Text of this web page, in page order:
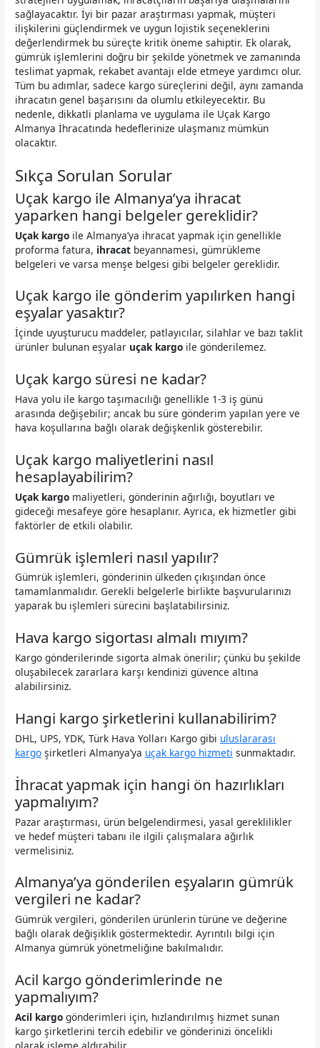
sağlayacaktır. İyi bir pazar araştırması yapmak, müşteri
ilişkilerini güçlendirmek ve uygun lojistik seçeneklerini
değerlendirmek bu süreçte kritik öneme sahiptir. Ek olarak,
gümrük işlemlerini doğru bir şekilde yönetmek ve zamanında
teslimat yapmak, rekabet avantajı elde etmeye yardımcı olur.
Tüm bu adımlar, sadece kargo süreçlerini değil, aynı zamanda
ihracatın genel başarısını da olumlu etkileyecektir. Bu
nedenle, dikkatli planlama ve uygulama ile Uçak Kargo
Almanya İhracatında hedeflerinize ulaşmanız mümkün
olacaktır.
Sıkça Sorulan Sorular
Uçak kargo ile Almanya’ya ihracat
yaparken hangi belgeler gereklidir?
Uçak kargo ile Almanya’ya ihracat yapmak için genellikle
proforma fatura, ihracat beyannamesi, gümrükleme
belgeleri ve varsa menşe belgesi gibi belgeler gereklidir.
Uçak kargo ile gönderim yapılırken hangi
eşyalar yasaktır?
İçinde uyuşturucu maddeler, patlayıcılar, silahlar ve bazı taklit
ürünler bulunan eşyalar uçak kargo ile gönderilemez.
Uçak kargo süresi ne kadar?
Hava yolu ile kargo taşımacılığı genellikle 1-3 iş günü
arasında değişebilir; ancak bu süre gönderim yapılan yere ve
hava koşullarına bağlı olarak değişkenlik gösterebilir.
Uçak kargo maliyetlerini nasıl
hesaplayabilirim?
Uçak kargo maliyetleri, gönderinin ağırlığı, boyutları ve
gideceği mesafeye göre hesaplanır. Ayrıca, ek hizmetler gibi
faktörler de etkili olabilir.
Gümrük işlemleri nasıl yapılır?
Gümrük işlemleri, gönderinin ülkeden çıkışından önce
tamamlanmalıdır. Gerekli belgelerle birlikte başvurularınızı
yaparak bu işlemleri sürecini başlatabilirsiniz.
Hava kargo sigortası almalı mıyım?
Kargo gönderilerinde sigorta almak önerilir; çünkü bu şekilde
oluşabilecek zararlara karşı kendinizi güvence altına
alabilirsiniz.
Hangi kargo şirketlerini kullanabilirim?
DHL, UPS, YDK, Türk Hava Yolları Kargo gibi uluslararası
kargo şirketleri Almanya’ya uçak kargo hizmeti sunmaktadır.
İhracat yapmak için hangi ön hazırlıkları
yapmalıyım?
Pazar araştırması, ürün belgelendirmesi, yasal gereklilikler
ve hedef müşteri tabanı ile ilgili çalışmalara ağırlık
vermelisiniz.
Almanya’ya gönderilen eşyaların gümrük
vergileri ne kadar?
Gümrük vergileri, gönderilen ürünlerin türüne ve değerine
bağlı olarak değişiklik göstermektedir. Ayrıntılı bilgi için
Almanya gümrük yönetmeliğine bakılmalıdır.
Acil kargo gönderimlerinde ne
yapmalıyım?
Acil kargo gönderimleri için, hızlandırılmış hizmet sunan
kargo şirketlerini tercih edebilir ve gönderinizi öncelikli